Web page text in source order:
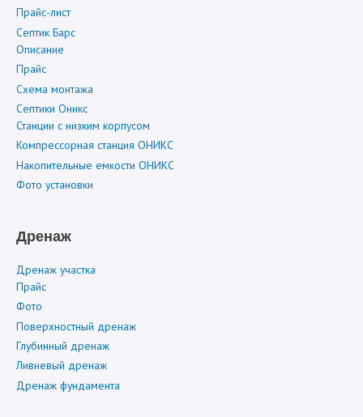
Прайс-лист
Септик Барс
Описание
Прайс
Схема монтажа
Септики Оникс
Станции с низким корпусом
Компрессорная станция ОНИКС
Накопительные емкости ОНИКС
Фото установки
Дренаж
Дренаж участка
Прайс
Фото
Поверхностный дренаж
Глубинный дренаж
Ливневый дренаж
Дренаж фундамента